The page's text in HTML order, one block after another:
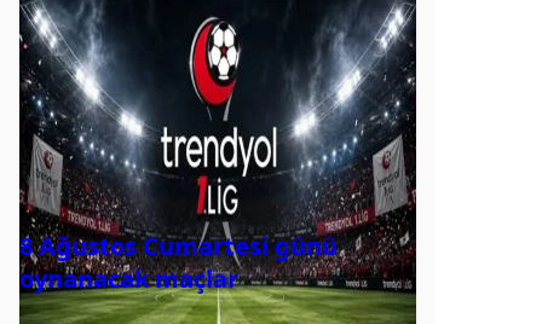
8 Ağustos Cumartesi günü
oynanacak maçlar